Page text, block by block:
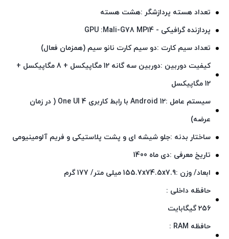
تعداد هسته پردازشگر :هشت هسته
پردازنده گرافیکی - GPU :Mali-G78 MP14
تعداد سیم کارت :دو سیم کارت نانو سیم (همزمان فعال)
کیفیت دوربین :دوربین سه گانه 12 مگاپیکسل + 8 مگاپیکسل +
12 مگاپیکسل
سیستم عامل :Android 12 با رابط کاربری One UI 4 ( در زمان
عرضه)
ساختار بدنه :جلو شیشه ای و پشت پلاستیکی و فریم آلومینیومی
تاریخ معرفی :دی ماه 1400
ابعاد/ وزن :155.7x74.5x7.9 میلی متر/ 177 گرم
حافظه داخلی :
256 گیگابایت
حافظه RAM :